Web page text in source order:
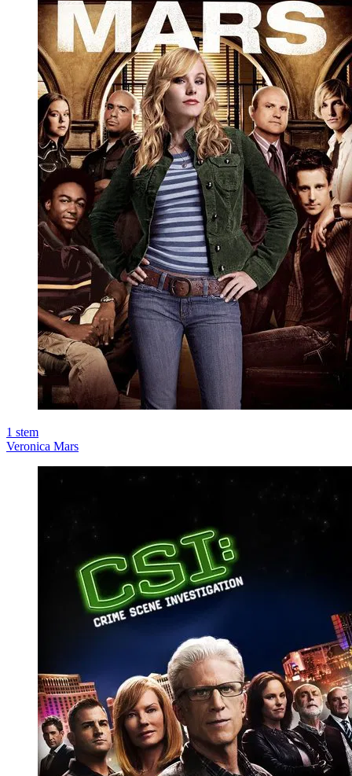
1 stem
Veronica Mars